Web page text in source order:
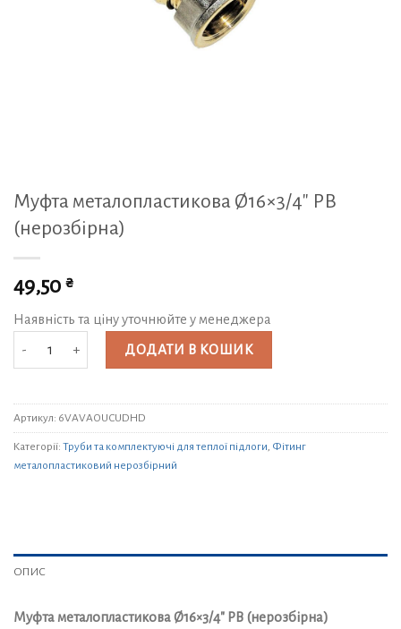
Муфта металопластикова Ø16×3/4″ РВ
(нерозбірна)
49,50 ₴
Наявність та ціну уточнюйте у менеджера
Муфта металопластикова Ø16x3/4" РВ (нерозбірна) кількість
ДОДАТИ В КОШИК
Артикул: 6VAVAOUCUDHD
Категорії: Труби та комплектуючі для теплої підлоги, Фітинг
металопластиковий нерозбірний
ОПИС
Муфта металопластикова Ø16×3/4″ РВ (нерозбірна)